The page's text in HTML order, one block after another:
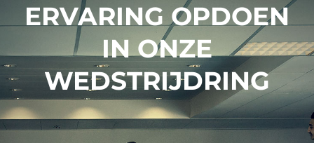
ERVARING OPDOEN
IN ONZE
WEDSTRIJDRING